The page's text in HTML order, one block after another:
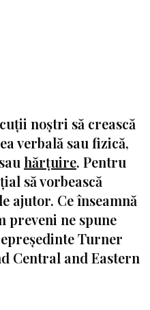
noștri să crească
verbală sau fizică,
hărțuire. Pentru
să vorbească
ajutor. Ce înseamnă
preveni ne spune
Turner
Central and Eastern